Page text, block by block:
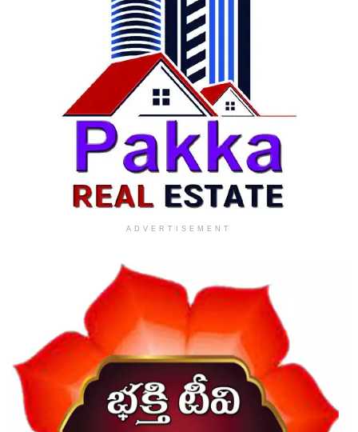
ADVERTISEMENT